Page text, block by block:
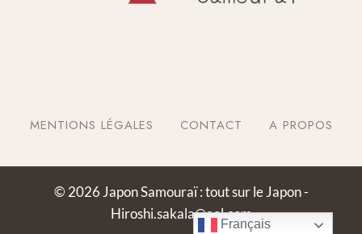
MENTIONS LÉGALES CONTACT A PROPOS
© 2026 Japon Samouraï : tout sur le Japon -
Hiroshi.sakala@aol.com
Français